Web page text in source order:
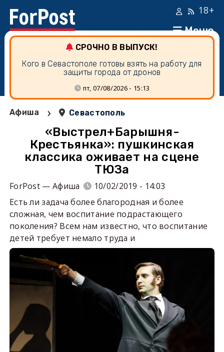
Меню
18+
СРОЧНО В ВЫПУСК!
Кого в Севастополе готовы взять на работу для
защиты города от дронов
пт, 07/08/2026 - 15:13
Афиша › Севастополь
«Выстрел+Барышня-
Крестьянка»: пушкинская
классика оживает на сцене
ТЮЗа
ForPost — Афиша
10/02/2019 - 14:03
Есть ли задача более благородная и более
сложная, чем воспитание подрастающего
поколения? Всем нам известно, что воспитание
детей требует немало труда и